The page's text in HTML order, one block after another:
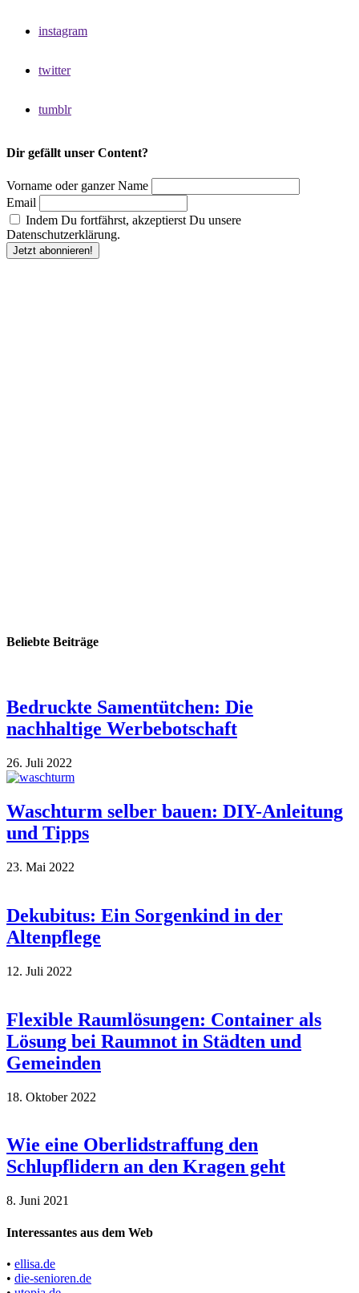
instagram
twitter
tumblr
Dir gefällt unser Content?
Vorname oder ganzer Name
Email
Indem Du fortfährst, akzeptierst Du unsere
Datenschutzerklärung.
Beliebte Beiträge
Bedruckte Samentütchen: Die
nachhaltige Werbebotschaft
26. Juli 2022
Waschturm selber bauen: DIY-Anleitung
und Tipps
23. Mai 2022
Dekubitus: Ein Sorgenkind in der
Altenpflege
12. Juli 2022
Flexible Raumlösungen: Container als
Lösung bei Raumnot in Städten und
Gemeinden
18. Oktober 2022
Wie eine Oberlidstraffung den
Schlupflidern an den Kragen geht
8. Juni 2021
Interessantes aus dem Web
• ellisa.de
• die-senioren.de